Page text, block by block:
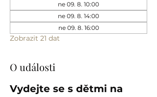
ne 09. 8. 10:00
ne 09. 8. 14:00
ne 09. 8. 16:00
Zobrazit 21 dat
O události
Vydejte se s dětmi na